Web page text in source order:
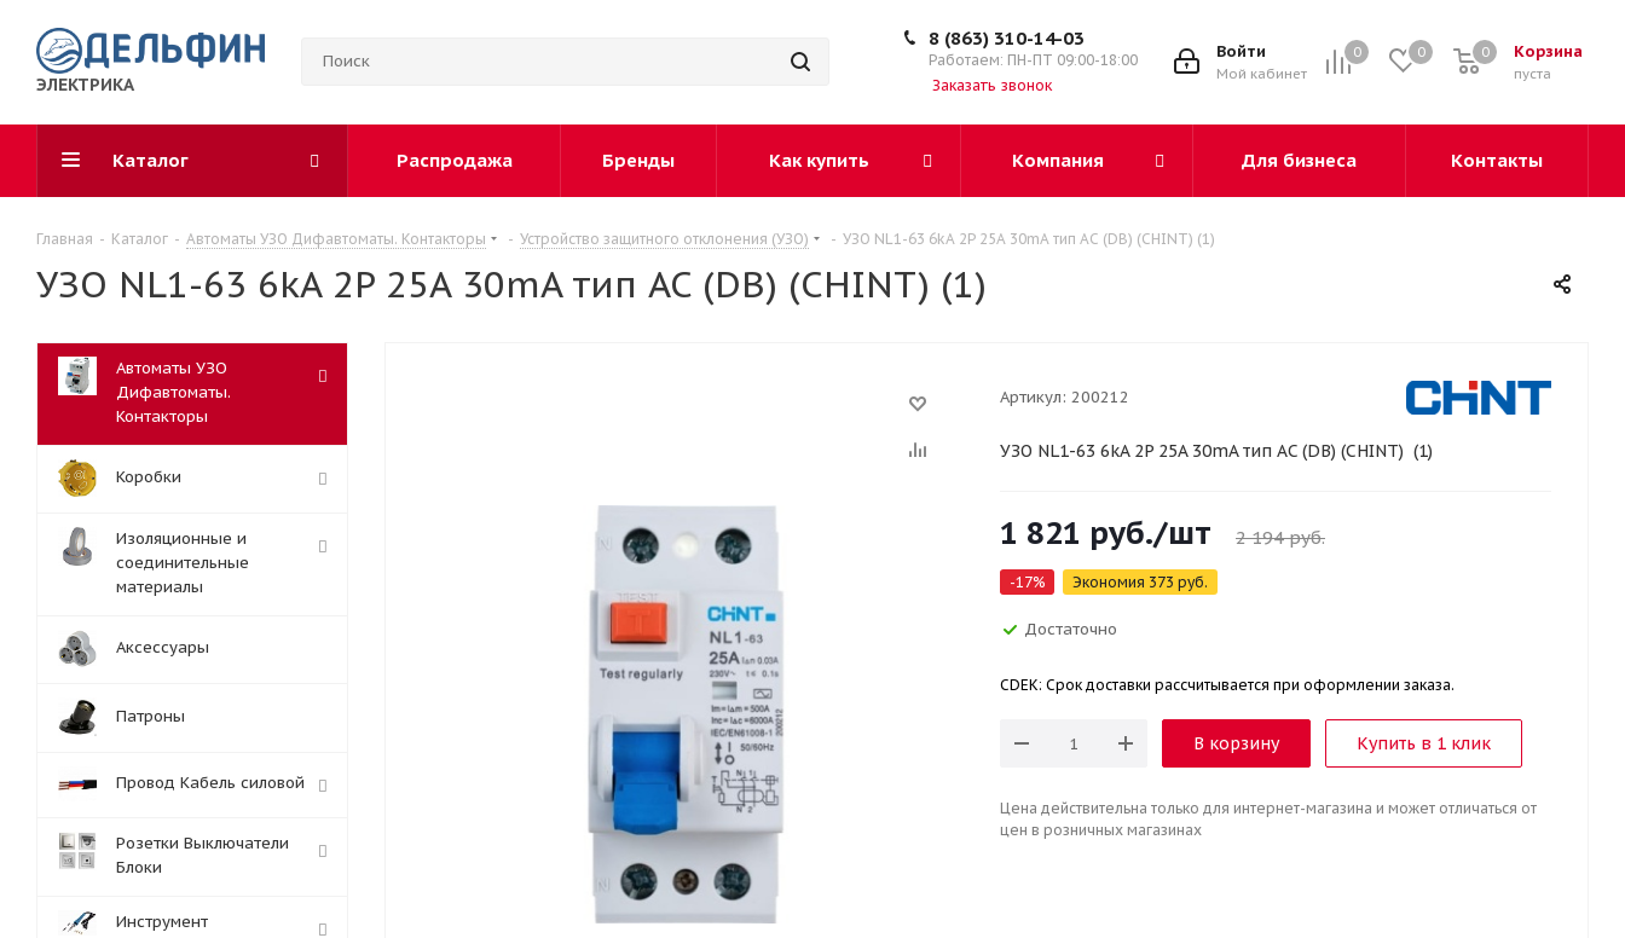
ЭЛЕКТРИКА
0 0 Корзина
пуста
0
Войти
Мой кабинет
8 (863) 310-14-03
Работаем: ПН-ПТ 09:00-18:00
Заказать звонок
Каталог Распродажа Бренды Как купить Компания Для бизнеса Контакты
Главная - Каталог - Автоматы УЗО Дифавтоматы. Контакторы - Устройство защитного отклонения (УЗО) - УЗО NL1-63 6kA 2P 25A 30mA тип AC (DB) (CHINT) (1)
УЗО NL1-63 6kA 2P 25A 30mA тип AC (DB) (CHINT) (1)
Артикул: 200212
УЗО NL1-63 6kA 2P 25A 30mA тип AC (DB) (CHINT) (1)
1 821 руб./шт 2 194руб.
-17% Экономия 373 руб.
Достаточно
CDEK: Срок доставки рассчитывается при оформлении заказа.
В корзину Купить в 1 клик
Цена действительна только для интернет-магазина и может отличаться от
цен в розничных магазинах
Автоматы УЗО
Дифавтоматы.
Контакторы
Коробки
Изоляционные и
соединительные
материалы
Аксессуары
Патроны
Провод Кабель силовой
Розетки Выключатели
Блоки
Инструмент